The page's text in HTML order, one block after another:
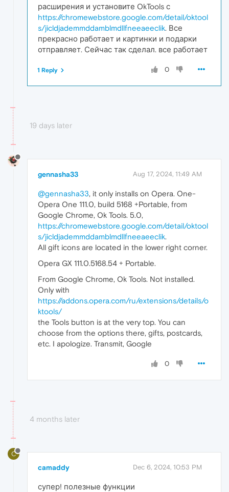
расширения и установите OkTools с
https://chromewebstore.google.com/detail/oktool
s/jicldjademmddamblmdllfneeaeeclik. Все
прекрасно работает и картинки и подарки
отправляет. Сейчас так сделал. все работает
0
1 Reply
19 days later
gennasha33 Aug 17, 2024, 11:49 AM
@gennasha33, it only installs on Opera. One-
Opera One 111.0, build 5168 +Portable, from
Google Chrome, Ok Tools. 5.0,
https://chromewebstore.google.com/detail/oktool
s/jicldjademmddamblmdllfneeaeeclik.
All gift icons are located in the lower right corner.
Opera GX 111.0.5168.54 + Portable.
From Google Chrome, Ok Tools. Not installed.
Only with
https://addons.opera.com/ru/extensions/details/o
ktools/
the Tools button is at the very top. You can
choose from the options there, gifts, postcards,
etc. I apologize. Transmit, Google
0
4 months later
C
camaddy Dec 6, 2024, 10:53 PM
супер! полезные функции